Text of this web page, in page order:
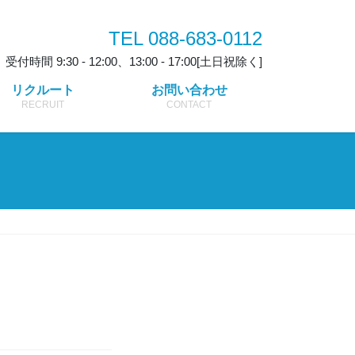
TEL 088-683-0112
受付時間 9:30 - 12:00、13:00 - 17:00[土日祝除く]
リクルート
RECRUIT
お問い合わせ
CONTACT